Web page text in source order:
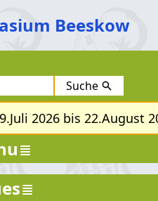
Beeskow
Suche
9.Juli 2026 bis 22.August